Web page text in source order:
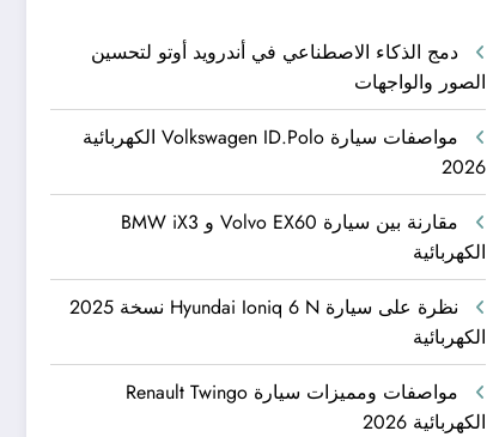
دمج الذكاء الاصطناعي في أندرويد أوتو لتحسين
الصور والواجهات
مواصفات سيارة Volkswagen ID.Polo الكهربائية
2026
مقارنة بين سيارة Volvo EX60 و BMW iX3
الكهربائية
نظرة على سيارة Hyundai Ioniq 6 N نسخة 2025
الكهربائية
مواصفات ومميزات سيارة Renault Twingo
الكهربائية 2026